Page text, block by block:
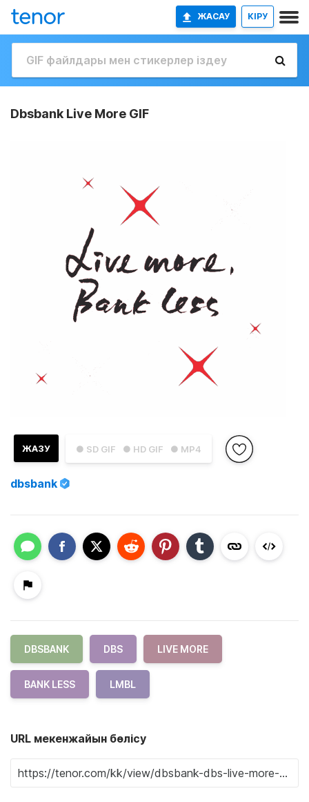
ЖАСАУ КІРУ
Dbsbank Live More GIF
● SD GIF ● HD GIF ● MP4
ЖАЗУ
dbsbank
DBSBANK DBS LIVE MORE
BANK LESS LMBL
URL мекенжайын бөлісу